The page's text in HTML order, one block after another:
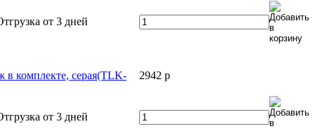
от 3 дней
комплекте, серая(TLK-
2942 p
от 3 дней